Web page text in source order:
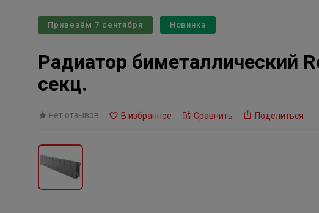
Привезём 7 сентября Новинка
Радиатор биметаллический
секц.
нет отзывов В избранное Сравнить Поделиться